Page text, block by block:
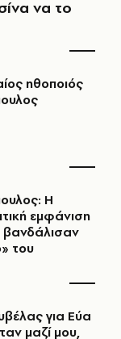
να το
ηθοποιός
Η
εμφάνιση
του
για Εύα
μαζί μου,